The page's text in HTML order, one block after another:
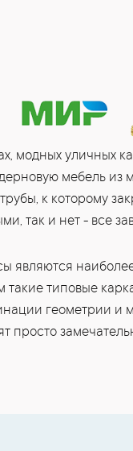
модных уличных
мебель из
к которому
так и нет - все
являются
типовые
геометрии и
просто